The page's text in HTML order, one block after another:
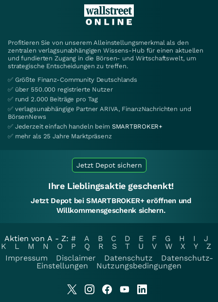
Profitieren Sie von unserem Alleinstellungsmerkmal als den
zentralen verlagsunabhängigen Wissens-Hub für einen aktuellen
und fundierten Zugang in die Börsen- und Wirtschaftswelt, um
strategische Entscheidungen zu treffen.
✅ Größte Finanz-Community Deutschlands
✅ über 550.000 registrierte Nutzer
✅ rund 2.000 Beiträge pro Tag
✅ verlagsunabhängige Partner ARIVA, FinanzNachrichten und
BörsenNews
✅ Jederzeit einfach handeln beim SMARTBROKER+
✅ mehr als 25 Jahre Marktpräsenz
Jetzt Depot sichern
Ihre Lieblingsaktie geschenkt!
Jetzt Depot bei SMARTBROKER+ eröffnen und
Willkommensgeschenk sichern.
Aktien von A - Z: # A B C D E F G H I
J
K
L M N O P Q R S T U V W X Y
Z
Impressum
Disclaimer Datenschutz
Datenschutz-
Einstellungen
Nutzungsbedingungen